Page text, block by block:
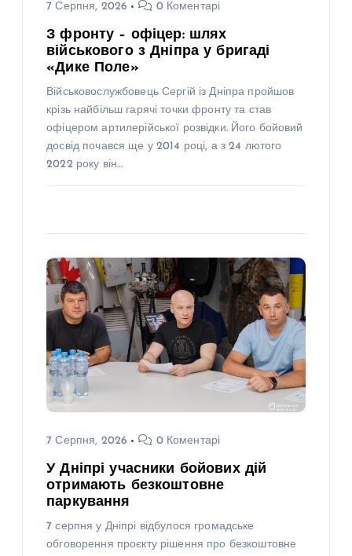
7 Серпня, 2026 0 Коментарі
З фронту – офіцер: шлях
військового з Дніпра у бригаді
«Дике Поле»
Військовослужбовець Сергій із Дніпра пройшов
крізь найбільш гарячі точки фронту та став
офіцером артилерійської розвідки. Його бойовий
досвід почався ще у 2014 році, а з 24 лютого
2022 року він…
7 Серпня, 2026 0 Коментарі
У Дніпрі учасники бойових дій
отримають безкоштовне
паркування
7 серпня у Дніпрі відбулося громадське
обговорення проєкту рішення про безкоштовне